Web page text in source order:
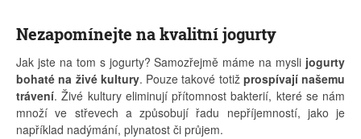
Nezapomínejte na kvalitní jogurty
Jak jste na tom s jogurty? Samozřejmě máme na mysli jogurty
bohaté na živé kultury. Pouze takové totiž prospívají našemu
trávení. Živé kultury eliminují přítomnost bakterií, které se nám
množí ve střevech a způsobují řadu nepříjemností, jako je
například nadýmání, plynatost či průjem.